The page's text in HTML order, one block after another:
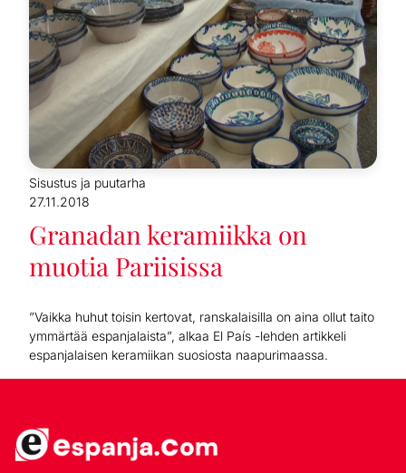
Sisustus ja puutarha
27.11.2018
Granadan keramiikka on
muotia Pariisissa
”Vaikka huhut toisin kertovat, ranskalaisilla on aina ollut taito
ymmärtää espanjalaista”, alkaa El País -lehden artikkeli
espanjalaisen keramiikan suosiosta naapurimaassa.